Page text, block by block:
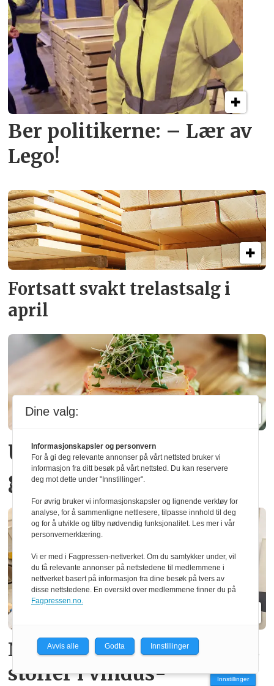
Ber politikerne: – Lær av
Lego!
Fortsatt svakt trelastsalg i
april
Urter dyrket i norsk
gran
Ny norsk patent fjerner gift­
stoffer i vindus­ Innstillinger
Dine valg:
Informasjonskapsler og personvern
For å gi deg relevante annonser på vårt nettsted bruker vi
informasjon fra ditt besøk på vårt nettsted. Du kan reservere
deg mot dette under "Innstillinger".
For øvrig bruker vi informasjonskapsler og lignende verktøy for
analyse, for å sammenligne nettlesere, tilpasse innhold til deg
og for å utvikle og tilby nødvendig funksjonalitet. Les mer i vår
personvernerklæring.
Vi er med i Fagpressen-nettverket. Om du samtykker under, vil
du få relevante annonser på nettstedene til medlemmene i
nettverket basert på informasjon fra dine besøk på tvers av
disse nettstedene. En oversikt over medlemmene finner du på
Fagpressen.no.
Avvis alle Godta Innstillinger